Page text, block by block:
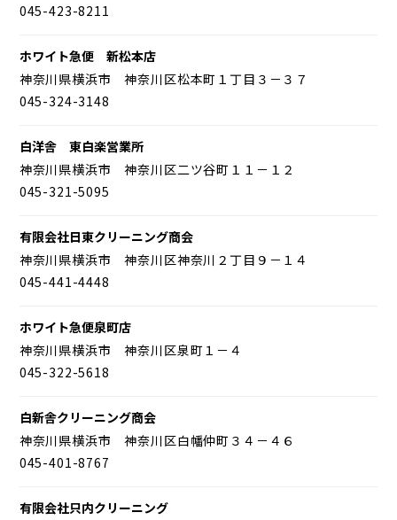
045-423-8211
ホワイト急便 新松本店
神奈川県横浜市 神奈川区松本町１丁目３－３７
045-324-3148
白洋舎 東白楽営業所
神奈川県横浜市 神奈川区二ツ谷町１１－１２
045-321-5095
有限会社日東クリーニング商会
神奈川県横浜市 神奈川区神奈川２丁目９－１４
045-441-4448
ホワイト急便泉町店
神奈川県横浜市 神奈川区泉町１－４
045-322-5618
白新舎クリーニング商会
神奈川県横浜市 神奈川区白幡仲町３４－４６
045-401-8767
有限会社只内クリーニング